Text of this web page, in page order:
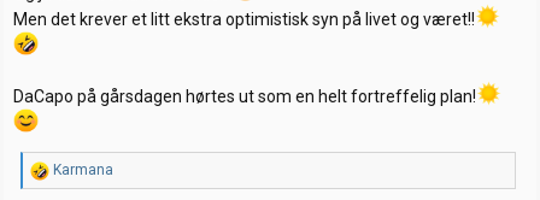
Men det krever et litt ekstra optimistisk syn på livet og været!!
DaCapo på gårsdagen hørtes ut som en helt fortreffelig plan!
R
e
Karmana